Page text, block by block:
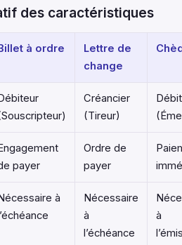
des caractéristiques
à ordre
Lettre de
change
Créancier
(Tireur)
payer
Ordre de
payer
à
Nécessaire
à
l’échéance
à